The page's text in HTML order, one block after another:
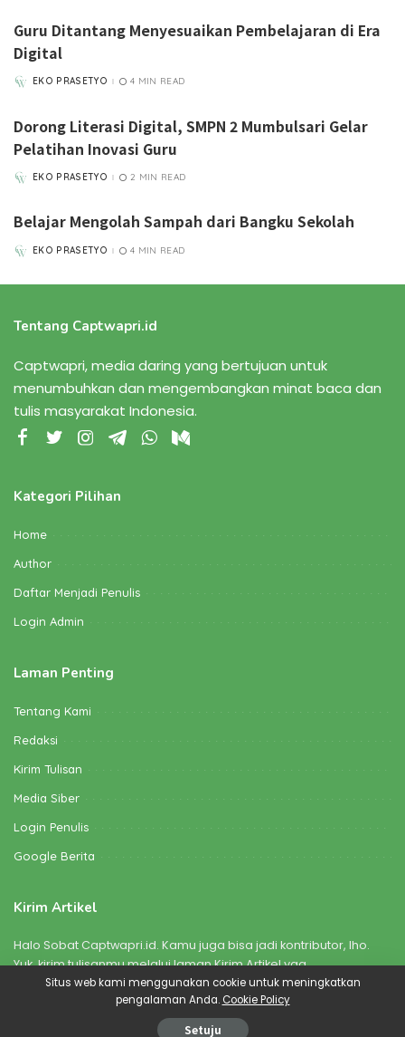
Guru Ditantang Menyesuaikan Pembelajaran di Era
Digital
POSTEDEKO PRASETYO 4 MIN READ
Dorong Literasi Digital, SMPN 2 Mumbulsari Gelar
Pelatihan Inovasi Guru
POSTEDEKO PRASETYO 2 MIN READ
Belajar Mengolah Sampah dari Bangku Sekolah
POSTEDEKO PRASETYO 4 MIN READ
Tentang Captwapri.id
Captwapri, media daring yang bertujuan untuk
menumbuhkan dan mengembangkan minat baca dan
tulis masyarakat Indonesia.
Kategori Pilihan
Home
Author
Daftar Menjadi Penulis
Login Admin
Laman Penting
Tentang Kami
Redaksi
Kirim Tulisan
Media Siber
Login Penulis
Google Berita
Kirim Artikel
Halo Sobat Captwapri.id. Kamu juga bisa jadi kontributor, lho.
Yuk, kirim tulisanmu melalui laman Kirim Artikel yaa
©2022 Captwapri.id | Made with love by Bikinkarya Creative Media
Situs web kami menggunakan cookie untuk meningkatkan
pengalaman Anda. Cookie Policy
Setuju